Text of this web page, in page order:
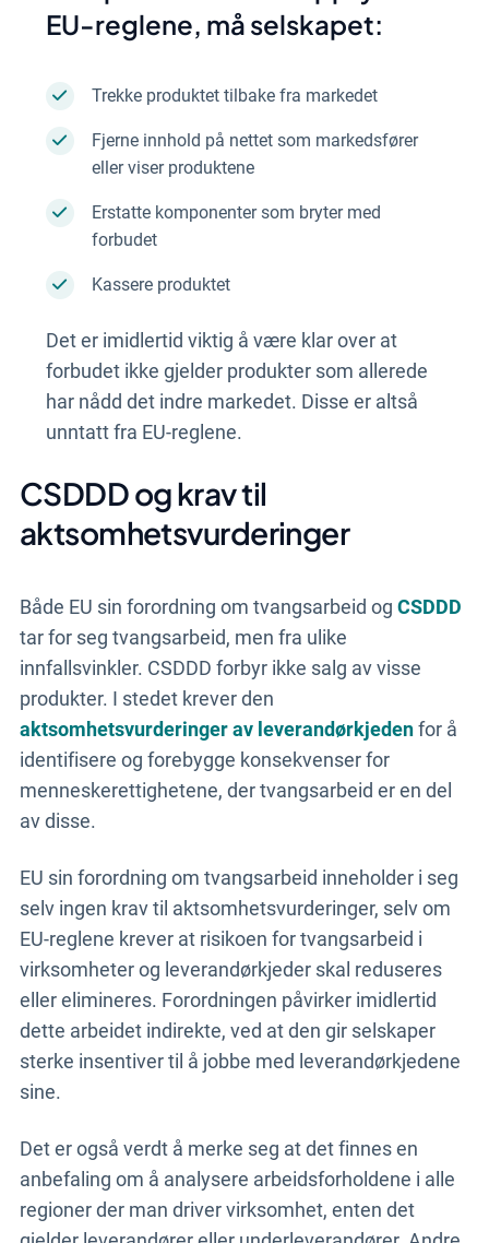
EU-reglene, må selskapet:
Trekke produktet tilbake fra markedet
Fjerne innhold på nettet som markedsfører
eller viser produktene
Erstatte komponenter som bryter med
forbudet
Kassere produktet
Det er imidlertid viktig å være klar over at
forbudet ikke gjelder produkter som allerede
har nådd det indre markedet. Disse er altså
unntatt fra EU-reglene.
CSDDD og krav til
aktsomhetsvurderinger
Både EU sin forordning om tvangsarbeid og CSDDD
tar for seg tvangsarbeid, men fra ulike
innfallsvinkler. CSDDD forbyr ikke salg av visse
produkter. I stedet krever den
aktsomhetsvurderinger av leverandørkjedenfor å
identifisere og forebygge konsekvenser for
menneskerettighetene, der tvangsarbeid er en del
av disse.
EU sin forordning om tvangsarbeid inneholder i seg
selv ingen krav til aktsomhetsvurderinger, selv om
EU-reglene krever at risikoen for tvangsarbeid i
virksomheter og leverandørkjeder skal reduseres
eller elimineres. Forordningen påvirker imidlertid
dette arbeidet indirekte, ved at den gir selskaper
sterke insentiver til å jobbe med leverandørkjedene
sine.
Det er også verdt å merke seg at det finnes en
anbefaling om å analysere arbeidsforholdene i alle
regioner der man driver virksomhet, enten det